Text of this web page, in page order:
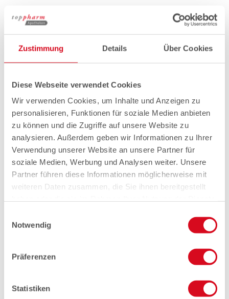
Zustimmung Details Über Cookies
Diese Webseite verwendet Cookies
Wir verwenden Cookies, um Inhalte und Anzeigen zu
personalisieren, Funktionen für soziale Medien anbieten
zu können und die Zugriffe auf unsere Website zu
analysieren. Außerdem geben wir Informationen zu Ihrer
Verwendung unserer Website an unsere Partner für
soziale Medien, Werbung und Analysen weiter. Unsere
Partner führen diese Informationen möglicherweise mit
weiteren Daten zusammen, die Sie ihnen bereitgestellt
Notwendig
Präferenzen
Statistiken